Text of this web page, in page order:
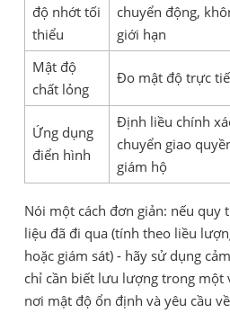
độ nhớt tối
thiểu
chuyển động,
giới hạn
Mật độ
chất lỏng
Đo mật độ trực
Ứng dụng
điển hình
Định liều chính
chuyển giao
giám hộ
Nói một cách đơn giản: nếu quy
liệu đã đi qua (tính theo liều
hoặc giám sát) - hãy sử dụng
chỉ cần biết lưu lượng trong một
nơi mật độ ổn định và yêu cầu